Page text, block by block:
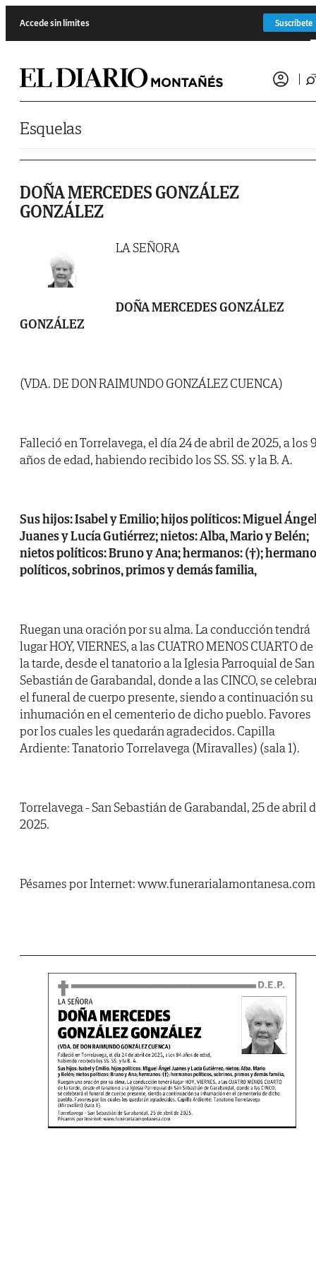
Accede sin límites Suscríbete
Esquelas
DOÑA MERCEDES GONZÁLEZ
GONZÁLEZ
LA SEÑORA
DOÑA MERCEDES GONZÁLEZ
GONZÁLEZ
(VDA. DE DON RAIMUNDO GONZÁLEZ CUENCA)
Falleció en Torrelavega, el día 24 de abril de 2025, a los
años de edad, habiendo recibido los SS. SS. y la B. A.
Sus hijos: Isabel y Emilio; hijos políticos: Miguel
Juanes y Lucía Gutiérrez; nietos: Alba, Mario y Belén;
nietos políticos: Bruno y Ana; hermanos: (†);
políticos, sobrinos, primos y demás familia,
Ruegan una oración por su alma. La conducción tendrá
lugar HOY, VIERNES, a las CUATRO MENOS CUARTO de
la tarde, desde el tanatorio a la Iglesia Parroquial de San
Sebastián de Garabandal, donde a las CINCO, se
el funeral de cuerpo presente, siendo a continuación su
inhumación en el cementerio de dicho pueblo. Favores
por los cuales les quedarán agradecidos. Capilla
Ardiente: Tanatorio Torrelavega (Miravalles) (sala 1).
Torrelavega - San Sebastián de Garabandal, 25 de abril
2025.
Pésames por Internet: www.funerarialamontanesa.com